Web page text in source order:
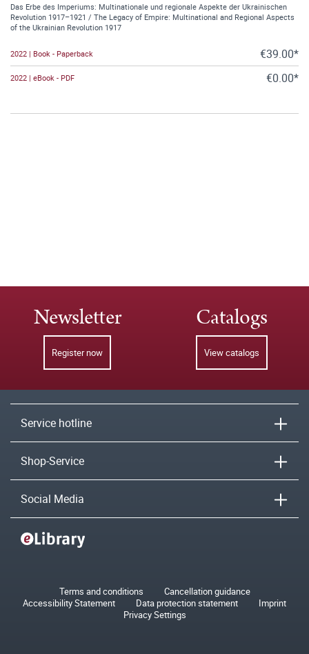
Das Erbe des Imperiums: Multinationale und regionale Aspekte der Ukrainischen
Revolution 1917–1921 / The Legacy of Empire: Multinational and Regional Aspects
of the Ukrainian Revolution 1917
2022 | Book - Paperback €39.00*
2022 | eBook - PDF €0.00*
Newsletter
Register now
Catalogs
View catalogs
Service hotline
Shop-Service
Social Media
Terms and conditions
Cancellation guidance
Accessibility Statement
Data protection statement
Imprint
Privacy Settings